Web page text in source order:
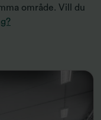
område. Vill du